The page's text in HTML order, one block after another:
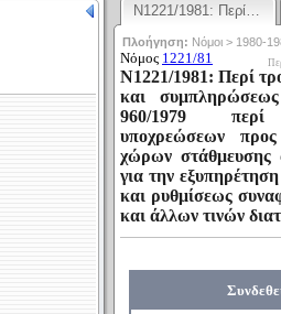
Ν1221/1981: Περί…